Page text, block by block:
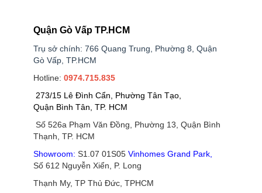
Quận Gò Vấp TP.HCM
Trụ sở chính: 766 Quang Trung, Phường 8, Quận
Gò Vấp, TP.HCM
Hotline: 0974.715.835
273/15 Lê Đình Cẩn, Phường Tân Tạo,
Quận Bình Tân, TP. HCM
Số 526a Phạm Văn Đồng, Phường 13, Quận Bình
Thạnh, TP. HCM
Showroom: S1.07 01S05 Vinhomes Grand Park
Số 612 Nguyễn Xiển, P. Long
Thạnh My, TP Thủ Đức, TPHCM